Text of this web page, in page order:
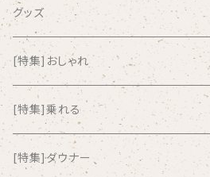
airlie
AKUTAGAWA FANCLUB
ALKASILKA
all about paradise
グッズ
[特集]おしゃれ
[特集]乗れる
[特集]ダウナー